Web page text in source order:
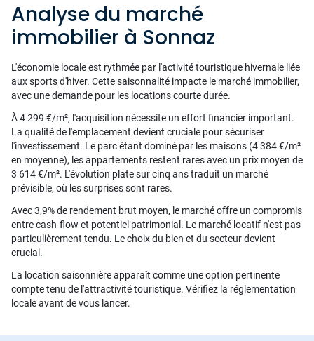
Analyse du marché
immobilier à Sonnaz
L'économie locale est rythmée par l'activité touristique hivernale liée
aux sports d'hiver. Cette saisonnalité impacte le marché immobilier,
avec une demande pour les locations courte durée.
À 4 299 €/m², l'acquisition nécessite un effort financier important.
La qualité de l'emplacement devient cruciale pour sécuriser
l'investissement. Le parc étant dominé par les maisons (4 384 €/m²
en moyenne), les appartements restent rares avec un prix moyen de
3 614 €/m². L'évolution plate sur cinq ans traduit un marché
prévisible, où les surprises sont rares.
Avec 3,9% de rendement brut moyen, le marché offre un compromis
entre cash-flow et potentiel patrimonial. Le marché locatif n'est pas
particulièrement tendu. Le choix du bien et du secteur devient
crucial.
La location saisonnière apparaît comme une option pertinente
compte tenu de l'attractivité touristique. Vérifiez la réglementation
locale avant de vous lancer.